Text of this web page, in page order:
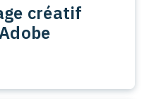
créatif